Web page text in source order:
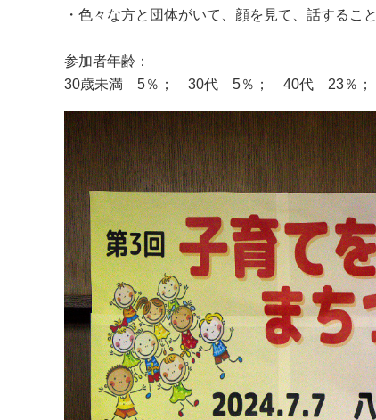
・色々な方と団体がいて、顔を見て、話するこ
参加者年齢：
30歳未満 5％； 30代 5％； 40代 23％